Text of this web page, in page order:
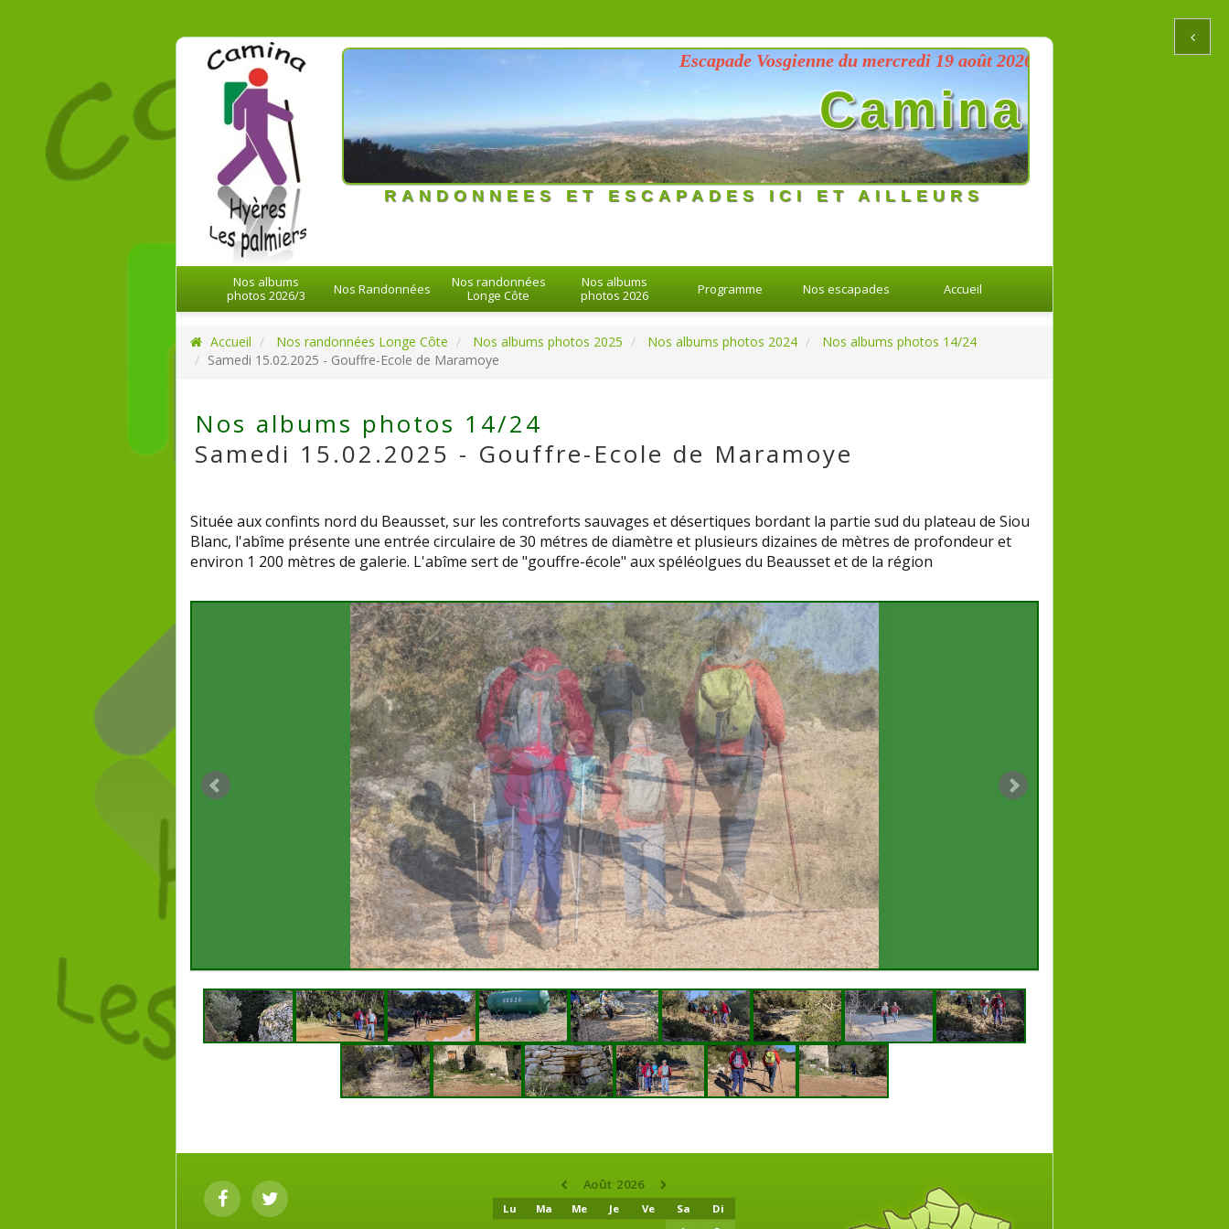
Escapade Vosgienne du mercredi 19 août 2026 au dimanche 23 août 2026
Camina
RANDONNEES ET ESCAPADES ICI ET AILLEURS
Nos albums
photos 2026/3
Nos Randonnées
Nos randonnées
Longe Côte
Nos albums
photos 2026
Programme Nos escapades Accueil
Accueil Nos randonnées Longe Côte Nos albums photos 2025 Nos albums photos 2024
Nos albums photos 14/24
Samedi 15.02.2025 - Gouffre-Ecole de Maramoye
Nos albums photos 14/24
Samedi 15.02.2025 - Gouffre-Ecole de Maramoye
Située aux confints nord du Beausset, sur les contreforts sauvages et désertiques bordant la partie sud du plateau de Siou
Blanc, l'abîme présente une entrée circulaire de 30 métres de diamètre et plusieurs dizaines de mètres de profondeur et
environ 1 200 mètres de galerie. L'abîme sert de "gouffre-école" aux spéléolgues du Beausset et de la région
Août 2026
Lu Ma Me Je Ve Sa Di